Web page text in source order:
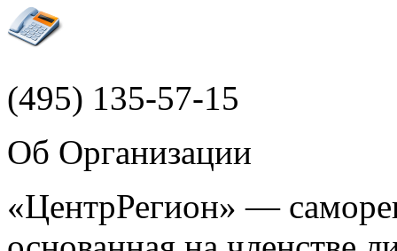
(495) 135-57-15
Об Организации
«ЦентрРегион» —